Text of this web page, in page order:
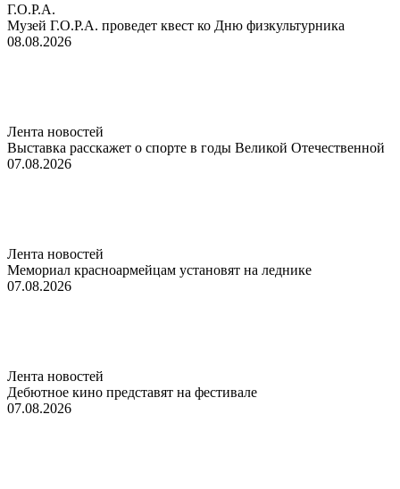
Г.О.Р.А.
Музей Г.О.Р.А. проведет квест ко Дню физкультурника
08.08.2026
Лента новостей
Выставка расскажет о спорте в годы Великой Отечественной
07.08.2026
Лента новостей
Мемориал красноармейцам установят на леднике
07.08.2026
Лента новостей
Дебютное кино представят на фестивале
07.08.2026